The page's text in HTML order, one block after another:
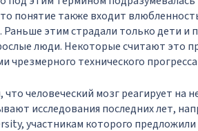
понятие также входит
Раньше этим страдали только дети и
люди. Некоторые считают это
чрезмерного технического
человеческий мозг реагирует на
исследования последних лет,
участникам которого